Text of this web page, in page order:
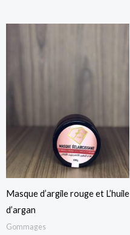
Masque d’argile rouge et L’huile
d’argan
Gommages